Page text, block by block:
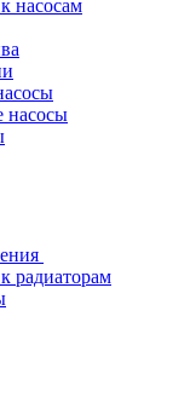
насосам
насосы
радиаторам